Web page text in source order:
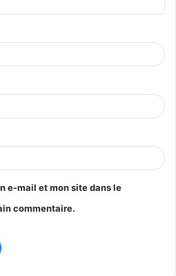
e-mail et mon site dans le
commentaire.